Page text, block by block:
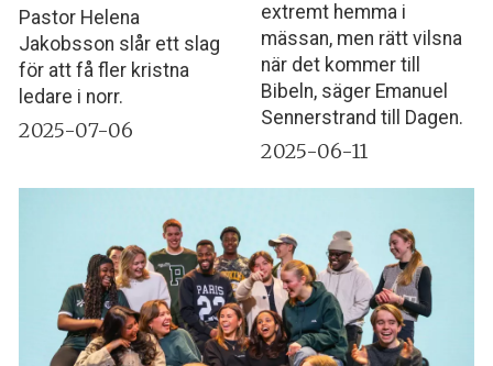
Pastor Helena
Jakobsson slår ett slag
för att få fler kristna
ledare i norr.
2025-07-06
extremt hemma i
mässan, men rätt vilsna
när det kommer till
Bibeln, säger Emanuel
Sennerstrand till Dagen.
2025-06-11